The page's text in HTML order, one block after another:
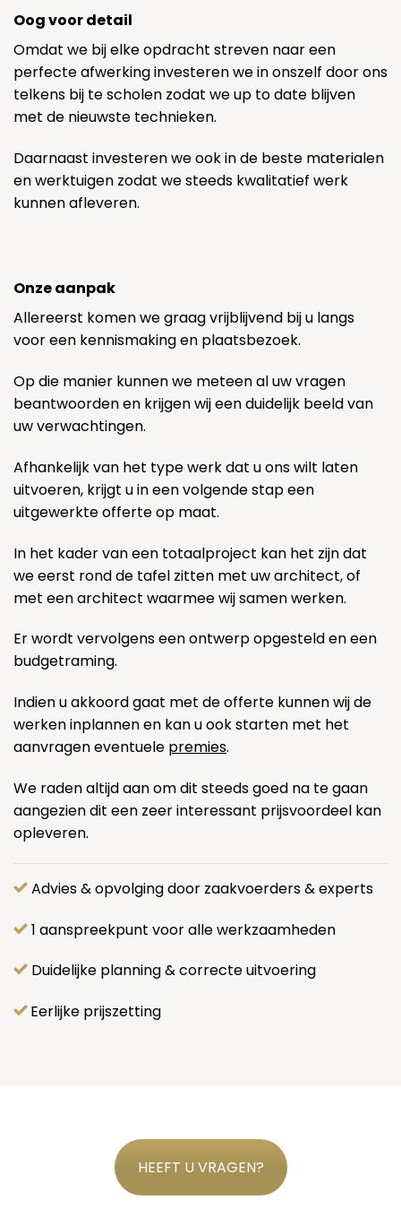
Oog voor detail
Omdat we bij elke opdracht streven naar een
perfecte afwerking investeren we in onszelf door ons
telkens bij te scholen zodat we up to date blijven
met de nieuwste technieken.
Daarnaast investeren we ook in de beste materialen
en werktuigen zodat we steeds kwalitatief werk
kunnen afleveren.
Onze aanpak
Allereerst komen we graag vrijblijvend bij u langs
voor een kennismaking en plaatsbezoek.
Op die manier kunnen we meteen al uw vragen
beantwoorden en krijgen wij een duidelijk beeld van
uw verwachtingen.
Afhankelijk van het type werk dat u ons wilt laten
uitvoeren, krijgt u in een volgende stap een
uitgewerkte offerte op maat.
In het kader van een totaalproject kan het zijn dat
we eerst rond de tafel zitten met uw architect, of
met een architect waarmee wij samen werken.
Er wordt vervolgens een ontwerp opgesteld en een
budgetraming.
Indien u akkoord gaat met de offerte kunnen wij de
werken inplannen en kan u ook starten met het
aanvragen eventuele premies.
We raden altijd aan om dit steeds goed na te gaan
aangezien dit een zeer interessant prijsvoordeel kan
opleveren.
Advies & opvolging door zaakvoerders & experts
1 aanspreekpunt voor alle werkzaamheden
Duidelijke planning & correcte uitvoering
Eerlijke prijszetting
HEEFT U VRAGEN?